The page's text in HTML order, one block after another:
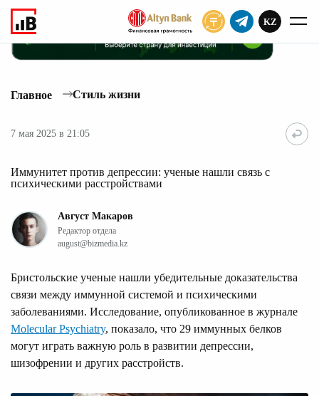
KZ
Главное Стиль жизни
7 мая 2025 в 21:05
Иммунитет против депрессии: ученые нашли связь с
психическими расстройствами
Август Макаров
Редактор отдела
august@bizmedia.kz
Бристольские ученые нашли убедительные доказательства
связи между иммунной системой и психическими
заболеваниями. Исследование, опубликованное в журнале
Molecular Psychiatry, показало, что 29 иммунных белков
могут играть важную роль в развитии депрессии,
шизофрении и других расстройств.